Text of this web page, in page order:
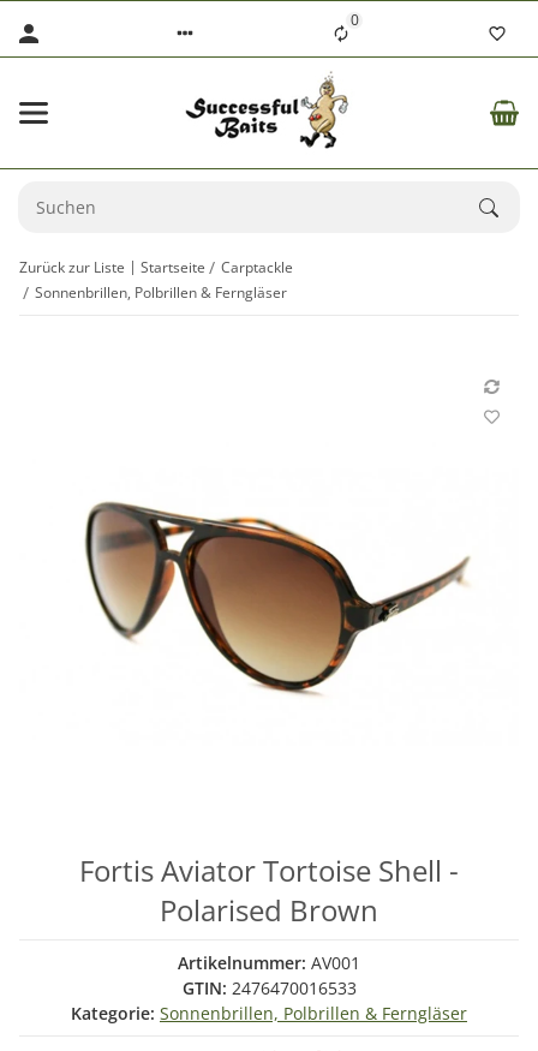
0
Zurück zur Liste Startseite
Carptackle
Sonnenbrillen, Polbrillen & Ferngläser
Fortis Aviator Tortoise Shell -
Polarised Brown
Artikelnummer: AV001
GTIN: 2476470016533
Kategorie: Sonnenbrillen, Polbrillen & Ferngläser